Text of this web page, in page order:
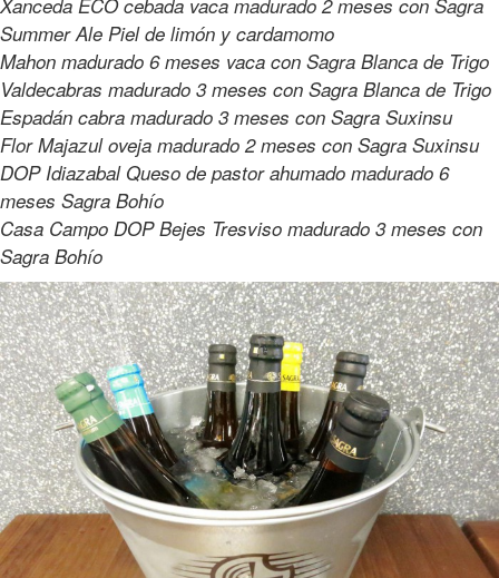
Summer Ale Piel de limón y cardamomo
Mahon madurado 6 meses vaca con Sagra Blanca de Trigo
Valdecabras madurado 3 meses con Sagra Blanca de Trigo
Espadán cabra madurado 3 meses con Sagra Suxinsu
Flor Majazul oveja madurado 2 meses con Sagra Suxinsu
DOP Idiazabal Queso de pastor ahumado madurado 6
meses Sagra Bohío
Casa Campo DOP Bejes Tresviso madurado 3 meses con
Sagra Bohío